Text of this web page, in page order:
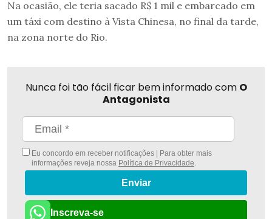
Na ocasião, ele teria sacado R$ 1 mil e embarcado em
um táxi com destino à Vista Chinesa, no final da tarde,
na zona norte do Rio.
Nunca foi tão fácil ficar bem informado com O
Antagonista
Eu concordo em receber notificações | Para obter mais
informações reveja nossa Política de Privacidade.
Enviar
Inscreva-se